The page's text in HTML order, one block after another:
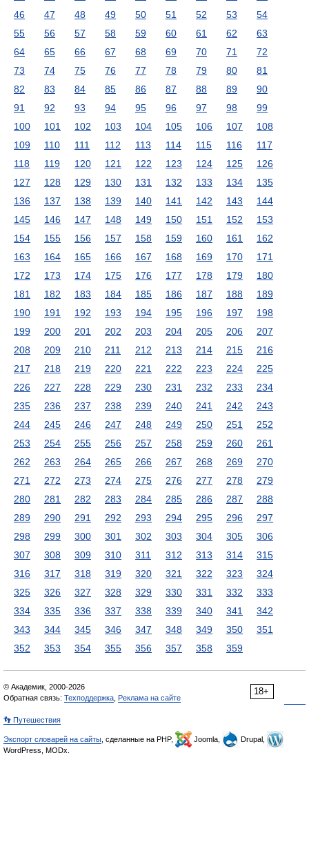
46
47 48 49 50 51 52 53
54
55
56 57 58 59 60 61 62
63
64
65 66 67 68 69 70 71
72
73
74 75 76 77 78 79 80
81
82
83 84 85 86 87 88 89
90
91
92 93 94 95 96 97 98
99
100
101 102 103 104 105 106 107
108
109
110 111 112 113 114 115 116
117
118
119 120 121 122 123 124 125
126
127
128 129 130 131 132 133 134
135
136
137 138 139 140 141 142 143
144
145
146 147 148 149 150 151 152
153
154
155 156 157 158 159 160 161
162
163
164 165 166 167 168 169 170
171
172
173 174 175 176 177 178 179
180
181
182 183 184 185 186 187 188
189
190
191 192 193 194 195 196 197
198
199
200 201 202 203 204 205 206
207
208
209 210 211 212 213 214 215
216
217
218 219 220 221 222 223 224
225
226
227 228 229 230 231 232 233
234
235
236 237 238 239 240 241 242
243
244
245 246 247 248 249 250 251
252
253
254 255 256 257 258 259 260
261
262
263 264 265 266 267 268 269
270
271
272 273 274 275 276 277 278
279
280
281 282 283 284 285 286 287
288
289
290 291 292 293 294 295 296
297
298
299 300 301 302 303 304 305
306
307
308 309 310 311 312 313 314
315
316
317 318 319 320 321 322 323
324
325
326 327 328 329 330 331 332
333
334
335 336 337 338 339 340 341
342
343
344 345 346 347 348 349 350
351
352
353 354 355 356 357 358 359
18+
© Академик, 2000-2026
Обратная связь: Техподдержка Реклама на сайте
👣 Путешествия
Экспорт словарей на сайты , сделанные на PHP, Joomla,
Drupal,
WordPress, MODx.